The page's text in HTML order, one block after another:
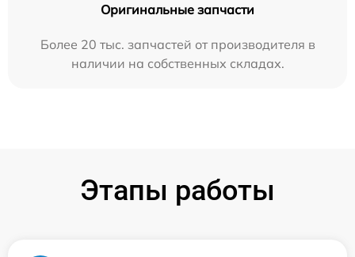
Оригинальные запчасти
Более 20 тыс. запчастей от производителя в
наличии на собственных складах.
Этапы работы